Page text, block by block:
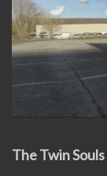
The Twin Souls